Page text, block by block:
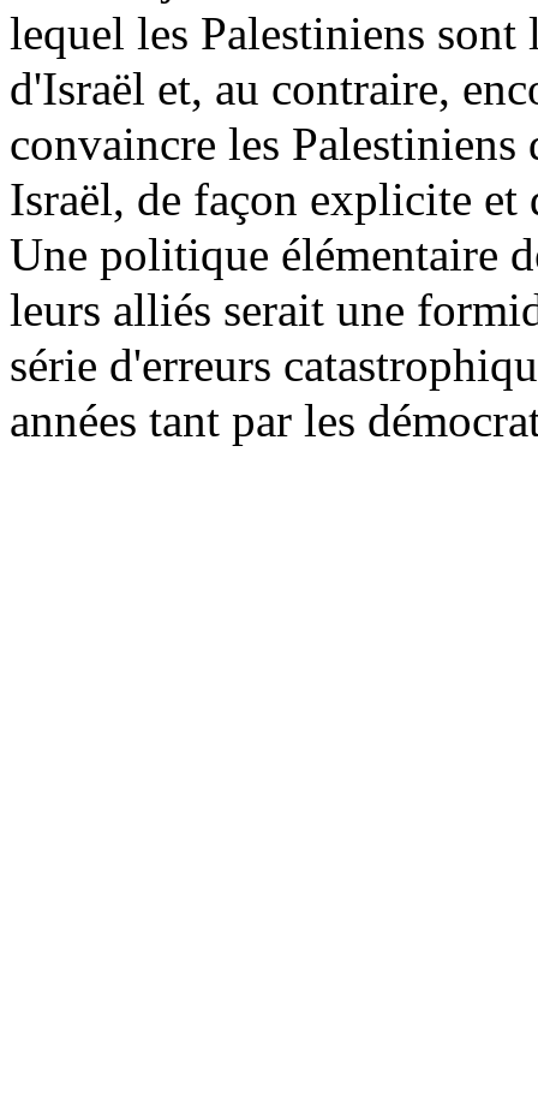
lequel les Palestiniens
d'Israël et, au contraire,
convaincre les Palestiniens
Israël, de façon explicite
Une politique élémentaire
leurs alliés serait une
série d'erreurs
années tant par les